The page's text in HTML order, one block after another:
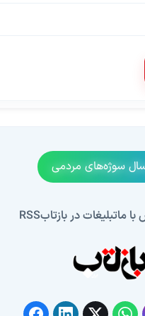
سوژه‌های مردمی
با ماتبلیغات در بازتابRSS